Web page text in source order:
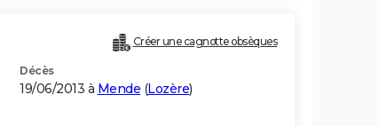
Créer une cagnotte obsèques
Décès
19/06/2013 à Mende (Lozère)